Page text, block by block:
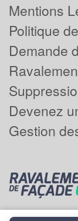
Mentions
Politique
Demande
Devenez
Gestion